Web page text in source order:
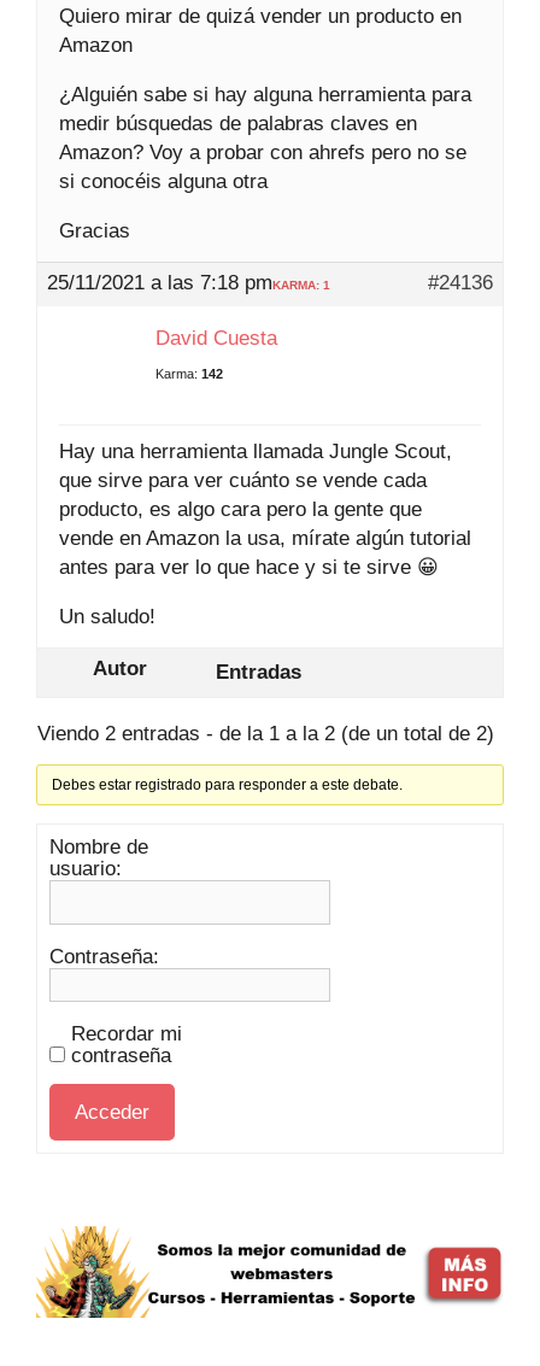
Quiero mirar de quizá vender un producto en
Amazon
¿Alguién sabe si hay alguna herramienta para
medir búsquedas de palabras claves en
Amazon? Voy a probar con ahrefs pero no se
si conocéis alguna otra
Gracias
25/11/2021 a las 7:18 pm #24136
KARMA: 1
David Cuesta
Karma: 142
Hay una herramienta llamada Jungle Scout,
que sirve para ver cuánto se vende cada
producto, es algo cara pero la gente que
vende en Amazon la usa, mírate algún tutorial
antes para ver lo que hace y si te sirve 😀
Un saludo!
Autor Entradas
Viendo 2 entradas - de la 1 a la 2 (de un total de 2)
Debes estar registrado para responder a este debate.
Nombre de
usuario:
Contraseña:
Recordar mi
contraseña
Acceder